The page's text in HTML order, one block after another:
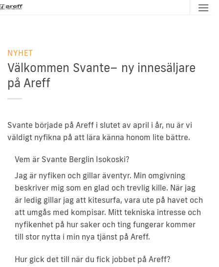
Skip
NYHET
Välkommen Svante– ny innesäljare
på Areff
Svante började på Areff i slutet av april i år, nu är vi
väldigt nyfikna på att lära känna honom lite bättre.
Vem är Svante Berglin Isokoski?
Jag är nyfiken och gillar äventyr. Min omgivning
beskriver mig som en glad och trevlig kille. När jag
är ledig gillar jag att kitesurfa, vara ute på havet och
att umgås med kompisar. Mitt tekniska intresse och
nyfikenhet på hur saker och ting fungerar kommer
till stor nytta i min nya tjänst på Areff.
Hur gick det till när du fick jobbet på Areff?